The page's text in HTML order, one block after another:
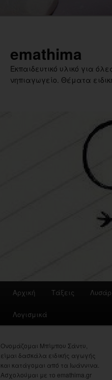
emathima
Εκπαιδευτικό υλικό για
νηπιαγωγείο. Θέματα
Αρχική Τάξεις
Λογισμικά
Ονομάζομαι Μπίμπου Σάντυ,
είμαι δασκάλα ειδικής αγωγής
και κατάγομαι από τα Ιωάννινα.
Ασχολούμαι με το emathima.gr